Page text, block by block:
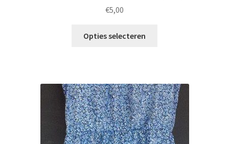
€5,00
Opties selecteren